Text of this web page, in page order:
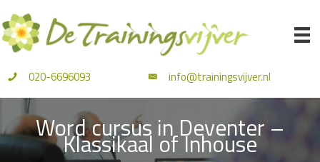
naar
de
inhoud
020-6696093 info@trainingsvijver.nl
Word cursus in Deventer –
Klassikaal of Inhouse